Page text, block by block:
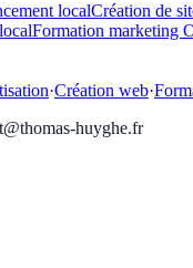
localCréation de
Formation marketing
·Création web·
huyghe.fr